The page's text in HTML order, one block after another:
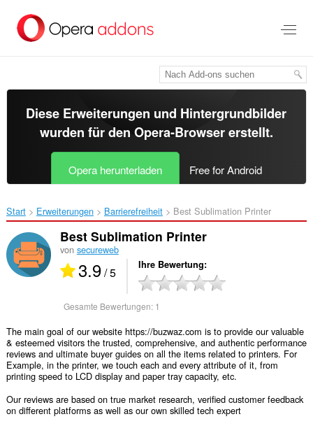
Hauptinhalt
springen
Diese Erweiterungen und Hintergrundbilder
wurden für den Opera-Browsererstellt.
Opera herunterladen Free for Android
Start Erweiterungen Barrierefreiheit Best Sublimation Printer‎
Best Sublimation Printer
von secureweb
3.9/ 5 Ihre Bewertung
Gesamte Bewertungen: 1
The main goal of our website https://buzwaz.com is to provide our valuable
& esteemed visitors the trusted, comprehensive, and authentic performance
reviews and ultimate buyer guides on all the items related to printers. For
Example, in the printer, we touch each and every attribute of it, from
printing speed to LCD display and paper tray capacity, etc.
Our reviews are based on true market research, verified customer feedback
on different platforms as well as our own skilled tech expert